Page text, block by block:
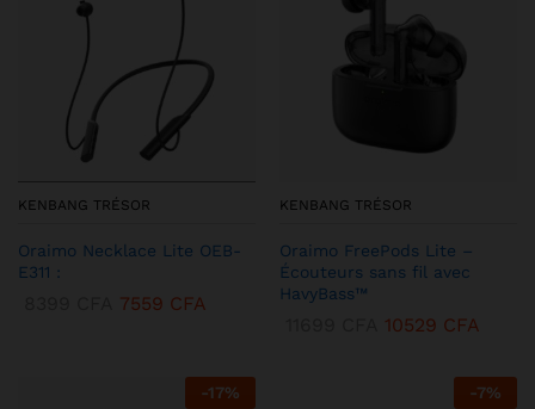
KENBANG TRÉSOR
Oraimo Necklace Lite OEB-
E311 :
7559 CFA
KENBANG TRÉSOR
Oraimo FreePods Lite –
Écouteurs sans fil avec
HavyBass™
10529 CFA
-17% -7%